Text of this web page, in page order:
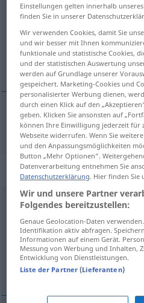
Übersicht aller
(Für mehr Details die
fünfzigster, e, es
fünfzigst(er, e, es) fiftieth
„fiftieth“: noun
fiftieth [ˈfiftiiθ]s
Übersicht aller
(Für mehr Details die
Fünfzigste
Einstellungen gelten innerhalb
finden Sie in unserer
Wir verwenden Cookies, damit Sie
und wir besser mit Ihnen
funktionale und statistische Cookies,
und der statistischen Auswertung
werden auf Grundlage unserer
gespeichert. Marketing-Cookies und
personalisierter Werbung dienen,
durch einen Klick auf den
geben. Klicken Sie ansonsten auf
können Ihre Einwilligung jederzeit für
Webseite widerrufen. Wenn Sie
und den Anpassungsmöglichkeiten
Button „Mehr Optionen“.
Datenverarbeitung entnehmen Sie
Datenschutzerklärung. Hier finden Sie
Wir und unsere Partner
Folgendes bereitzustellen:
Genaue Geolocation-Daten
Identifikation aktiv abfragen.
Informationen auf einem Gerät.
Messung von Werbung und Inhalten,
Entwicklung von Dienstleistungen.
Liste der Partner (Lieferanten)